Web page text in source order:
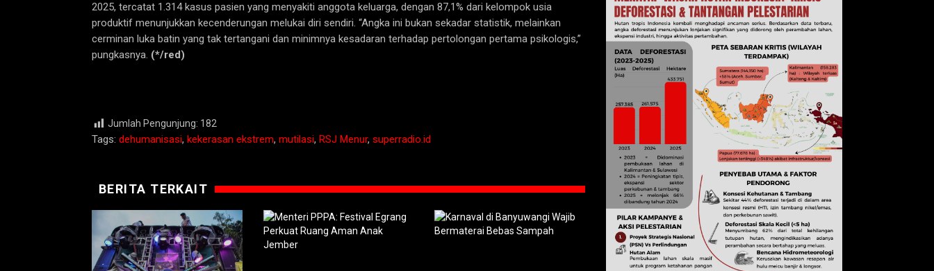
2025, tercatat 1.314 kasus pasien yang menyakiti anggota keluarga, dengan 87,1% dari kelompok usia
produktif menunjukkan kecenderungan melukai diri sendiri. “Angka ini bukan sekadar statistik, melainkan
cerminan luka batin yang tak tertangani dan minimnya kesadaran terhadap pertolongan pertama psikologis,”
pungkasnya. (*/red)
Jumlah Pengunjung: 182
Tags: dehumanisasi, kekerasan ekstrem, mutilasi, RSJ Menur, superradio.id
BERITA TERKAIT